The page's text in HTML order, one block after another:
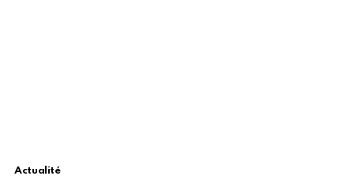
Actualité